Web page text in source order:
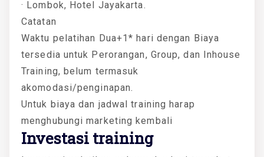
· Lombok, Hotel Jayakarta.
Catatan
Waktu pelatihan Dua+1* hari dengan Biaya
tersedia untuk Perorangan, Group, dan Inhouse
Training, belum termasuk
akomodasi/penginapan.
Untuk biaya dan jadwal training harap
menghubungi marketing kembali
Investasi training